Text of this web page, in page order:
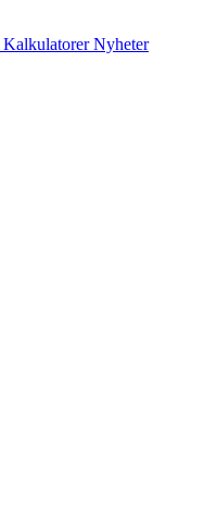
KalkulatorerNyheter